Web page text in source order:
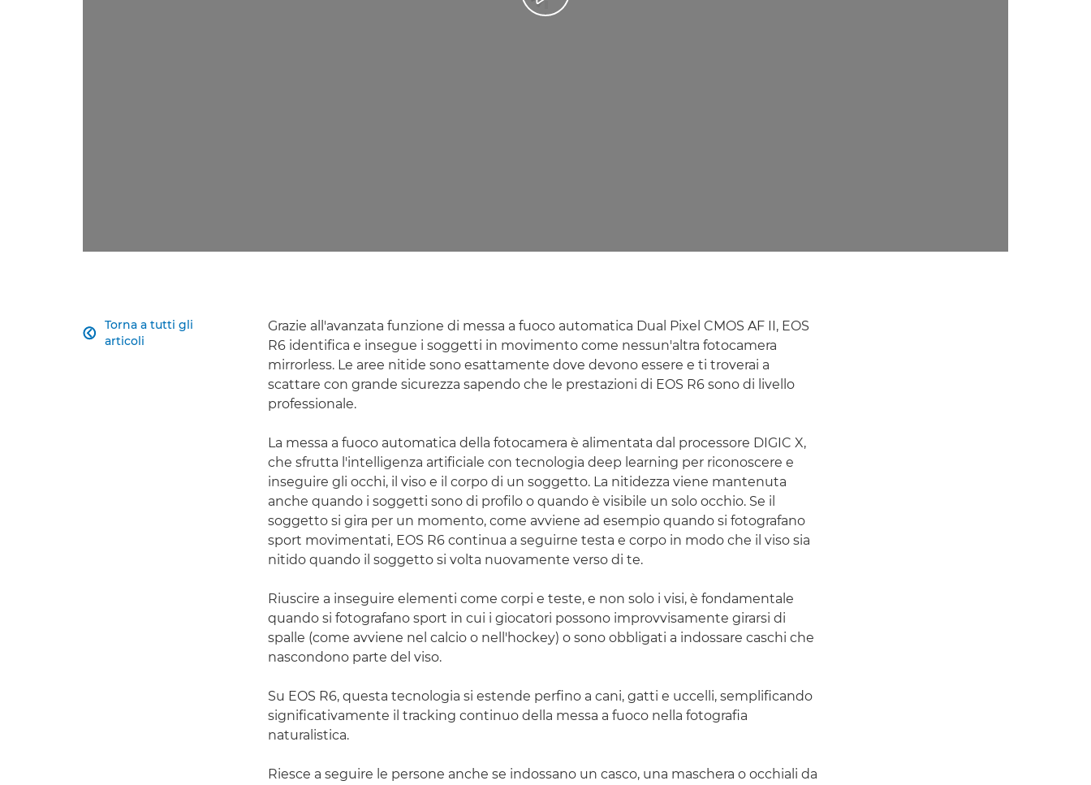
Torna a tutti gli
articoli

Grazie all'avanzata funzione di messa a fuoco automatica Dual Pixel CMOS AF II, EOS
R6 identifica e insegue i soggetti in movimento come nessun'altra fotocamera
mirrorless. Le aree nitide sono esattamente dove devono essere e ti troverai a
scattare con grande sicurezza sapendo che le prestazioni di EOS R6 sono di livello
professionale.
La messa a fuoco automatica della fotocamera è alimentata dal processore DIGIC X,
che sfrutta l'intelligenza artificiale con tecnologia deep learning per riconoscere e
inseguire gli occhi, il viso e il corpo di un soggetto. La nitidezza viene mantenuta
anche quando i soggetti sono di profilo o quando è visibile un solo occhio. Se il
soggetto si gira per un momento, come avviene ad esempio quando si fotografano
sport movimentati, EOS R6 continua a seguirne testa e corpo in modo che il viso sia
nitido quando il soggetto si volta nuovamente verso di te.
Riuscire a inseguire elementi come corpi e teste, e non solo i visi, è fondamentale
quando si fotografano sport in cui i giocatori possono improvvisamente girarsi di
spalle (come avviene nel calcio o nell'hockey) o sono obbligati a indossare caschi che
nascondono parte del viso.
Su EOS R6, questa tecnologia si estende perfino a cani, gatti e uccelli, semplificando
significativamente il tracking continuo della messa a fuoco nella fotografia
naturalistica.
Riesce a seguire le persone anche se indossano un casco, una maschera o occhiali da